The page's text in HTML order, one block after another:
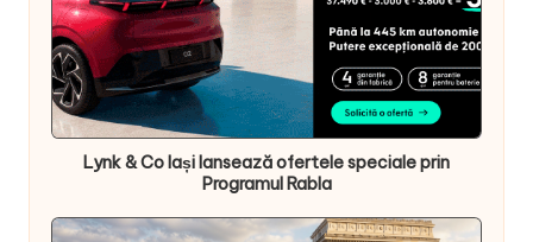
Lynk & Co Iași lansează ofertele speciale prin
Programul Rabla